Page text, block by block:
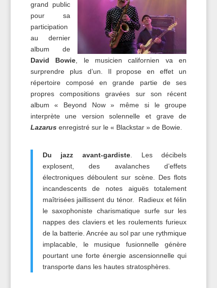
grand public
pour sa
participation
au dernier
album de
David Bowie , le musicien californien va en
surprendre plus d’un. Il propose en effet un
répertoire composé en grande partie de ses
propres compositions gravées sur son récent
album « Beyond Now » même si le groupe
interprète une version solennelle et grave de
Lazarusenregistré sur le « Blackstar » de Bowie.
Du jazz avant-gardiste . Les décibels
explosent, des avalanches d’effets
électroniques déboulent sur scène. Des flots
incandescents de notes aiguës totalement
maîtrisées jaillissent du ténor. Radieux et félin
le saxophoniste charismatique surfe sur les
nappes des claviers et les roulements furieux
de la batterie. Ancrée au sol par une rythmique
implacable, le musique fusionnelle génère
pourtant une forte énergie ascensionnelle qui
transporte dans les hautes stratosphères.